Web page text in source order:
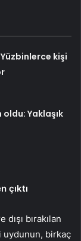
kişi
Yaklaşık
çıktı
bırakılan
uydunun, birkaç